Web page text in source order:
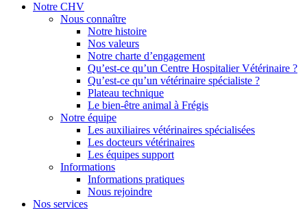
Notre CHV
Nous connaître
Notre histoire
Nos valeurs
Notre charte d’engagement
Qu’est-ce qu’un Centre Hospitalier Vétérinaire ?
Qu’est-ce qu’un vétérinaire spécialiste ?
Plateau technique
Le bien-être animal à Frégis
Notre équipe
Les auxiliaires vétérinaires spécialisées
Les docteurs vétérinaires
Les équipes support
Informations
Informations pratiques
Nous rejoindre
Nos services